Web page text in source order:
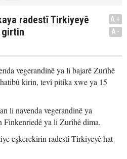
radestî Tirkiyeyê
girtin
A+
A-
vegerandinê ya li bajarê Zurîhê
kirin, tevî pitika xwe ya 15
li navenda vegerandinê ya
Finkenriedê ya li Zurîhê dima.
eşkerekirin radestî Tirkiyeyê hat